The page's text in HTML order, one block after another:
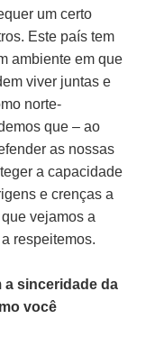
um certo
Este país tem
ambiente em que
viver juntas e
norte-
que – ao
as nossas
a capacidade
e crenças a
vejamos a
respeitemos.
sinceridade da
você